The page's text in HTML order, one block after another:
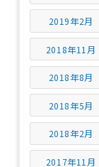
2019年2月
2018年11月
2018年8月
2018年5月
2018年2月
2017年11月